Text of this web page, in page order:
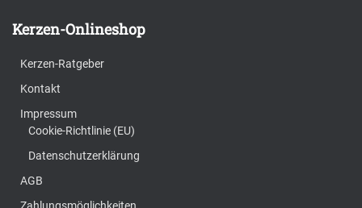
Kerzen-Onlineshop
Kerzen-Ratgeber
Kontakt
Impressum
Cookie-Richtlinie (EU)
Datenschutzerklärung
AGB